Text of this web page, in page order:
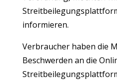
informieren.
Verbraucher haben die
Beschwerden an die